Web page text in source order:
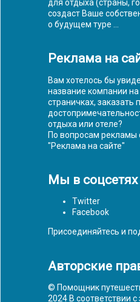
для отдыха (страны,
создаст Ваше
о будущем туре ...
Реклама на
Вам хотелось бы
название компании
страничках, заказать
отдыха или отеле?
По вопросам рекламы
"Реклама на сайте"
Мы в соцсетях
Twitter
Facebook
Присоединяйтесь и
Авторские
© Помощник
2024 В соответствии